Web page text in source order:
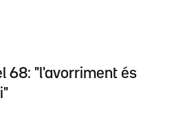
68: "l'avorriment és